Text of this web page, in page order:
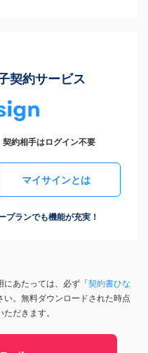
契約サービス
約相手はログイン不要
マイサインとは
ランでも機能が充実！
にあたっては、必ず「契約書ひな
い。無料ダウンロードされた時点
だきます。